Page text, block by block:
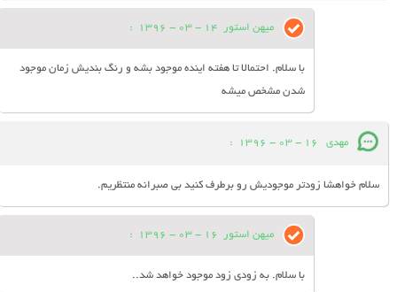
میهن استور 14 - 03 - 1396
:
با سلام. احتمالا تا هفته اینده موجود بشه و رنگ بندیش زمان موجود
شدن مشخص میشه
مهدی 16 - 03 - 1396
:
سلام خواهشا زودتر موجودیش رو برطرف کنید بی صبرانه منتظریم.
میهن استور 16 - 03 - 1396
:
با سلام. به زودی زود موجود خواهد شد..